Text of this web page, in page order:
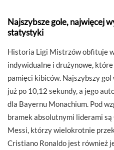
Najszybsze gole, najwięcej
statystyki
Historia Ligi Mistrzów obfituje
indywidualne i drużynowe, które
pamięci kibiców. Najszybszy
już po 10,12 sekundy, a jego
dla Bayernu Monachium. Pod
bramek absolutnymi liderami
Messi, którzy wielokrotnie
Cristiano Ronaldo jest również